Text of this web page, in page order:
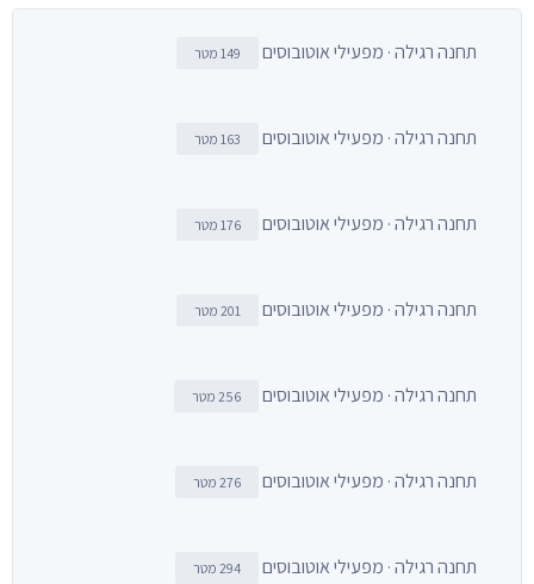
תחנה רגילה · מפעילי אוטובוסים 149 מטר
תחנה רגילה · מפעילי אוטובוסים 163 מטר
תחנה רגילה · מפעילי אוטובוסים 176 מטר
תחנה רגילה · מפעילי אוטובוסים 201 מטר
תחנה רגילה · מפעילי אוטובוסים 256 מטר
תחנה רגילה · מפעילי אוטובוסים 276 מטר
תחנה רגילה · מפעילי אוטובוסים 294 מטר